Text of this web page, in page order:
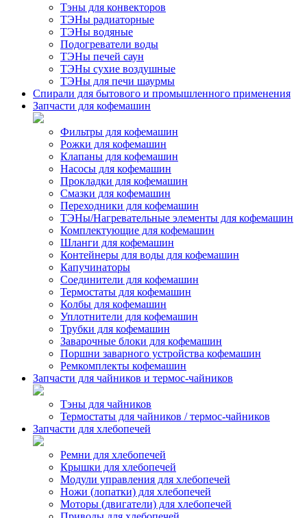
Тэны для конвекторов
ТЭНы радиаторные
ТЭНы водяные
Подогреватели воды
ТЭНы печей саун
ТЭНы сухие воздушные
ТЭНы для печи шаурмы
Спирали для бытового и промышленного применения
Запчасти для кофемашин
Фильтры для кофемашин
Рожки для кофемашин
Клапаны для кофемашин
Насосы для кофемашин
Прокладки для кофемашин
Смазки для кофемашин
Переходники для кофемашин
ТЭНы/Нагревательные элементы для кофемашин
Комплектующие для кофемашин
Шланги для кофемашин
Контейнеры для воды для кофемашин
Капучинаторы
Соединители для кофемашин
Термостаты для кофемашин
Колбы для кофемашин
Уплотнители для кофемашин
Трубки для кофемашин
Заварочные блоки для кофемашин
Поршни заварного устройства кофемашин
Ремкомплекты кофемашин
Запчасти для чайников и термос-чайников
Тэны для чайников
Термостаты для чайников / термос-чайников
Запчасти для хлебопечей
Ремни для хлебопечей
Крышки для хлебопечей
Модули управления для хлебопечей
Ножи (лопатки) для хлебопечей
Моторы (двигатели) для хлебопечей